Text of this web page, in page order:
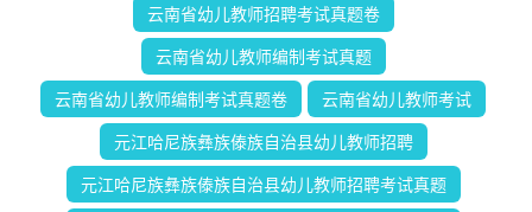
云南省幼儿教师招聘考试真题卷
云南省幼儿教师编制考试真题
云南省幼儿教师编制考试真题卷 云南省幼儿教师考试
元江哈尼族彝族傣族自治县幼儿教师招聘
元江哈尼族彝族傣族自治县幼儿教师招聘考试真题